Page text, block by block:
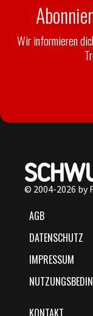
Wir informieren
© 2004-2026 by
AGB
DATENSCHUTZ
IMPRESSUM
KONTAKT